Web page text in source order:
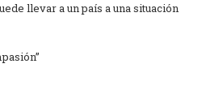
llevar a un país a una situación